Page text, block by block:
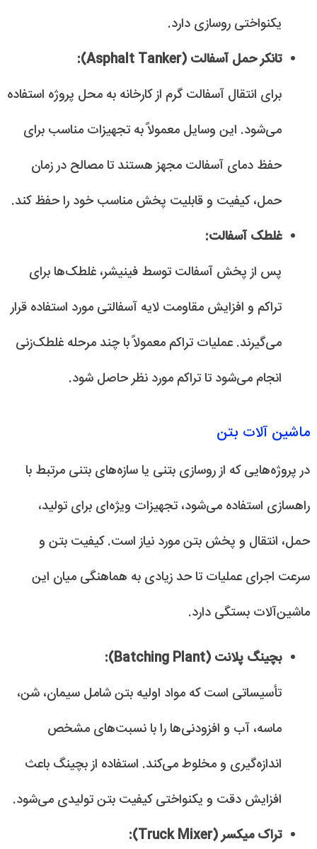
یکنواختی روسازی دارد.
تانکر حمل آسفالت (Asphalt Tanker):
برای انتقال آسفالت گرم از کارخانه به محل پروژه استفاده
می‌شود. این وسایل معمولاً به تجهیزات مناسب برای
حفظ دمای آسفالت مجهز هستند تا مصالح در زمان
حمل، کیفیت و قابلیت پخش مناسب خود را حفظ کند.
غلطک آسفالت:
پس از پخش آسفالت توسط فینیشر، غلطک‌ها برای
تراکم و افزایش مقاومت لایه آسفالتی مورد استفاده قرار
می‌گیرند. عملیات تراکم معمولاً با چند مرحله غلطک‌زنی
انجام می‌شود تا تراکم مورد نظر حاصل شود.
ماشین آلات بتن
در پروژه‌هایی که از روسازی بتنی یا سازه‌های بتنی مرتبط با
راهسازی استفاده می‌شود، تجهیزات ویژه‌ای برای تولید،
حمل، انتقال و پخش بتن مورد نیاز است. کیفیت بتن و
سرعت اجرای عملیات تا حد زیادی به هماهنگی میان این
ماشین‌آلات بستگی دارد.
بچینگ پلانت (Batching Plant):
تأسیساتی است که مواد اولیه بتن شامل سیمان، شن،
ماسه، آب و افزودنی‌ها را با نسبت‌های مشخص
اندازه‌گیری و مخلوط می‌کند. استفاده از بچینگ باعث
افزایش دقت و یکنواختی کیفیت بتن تولیدی می‌شود.
تراک میکسر (Truck Mixer):